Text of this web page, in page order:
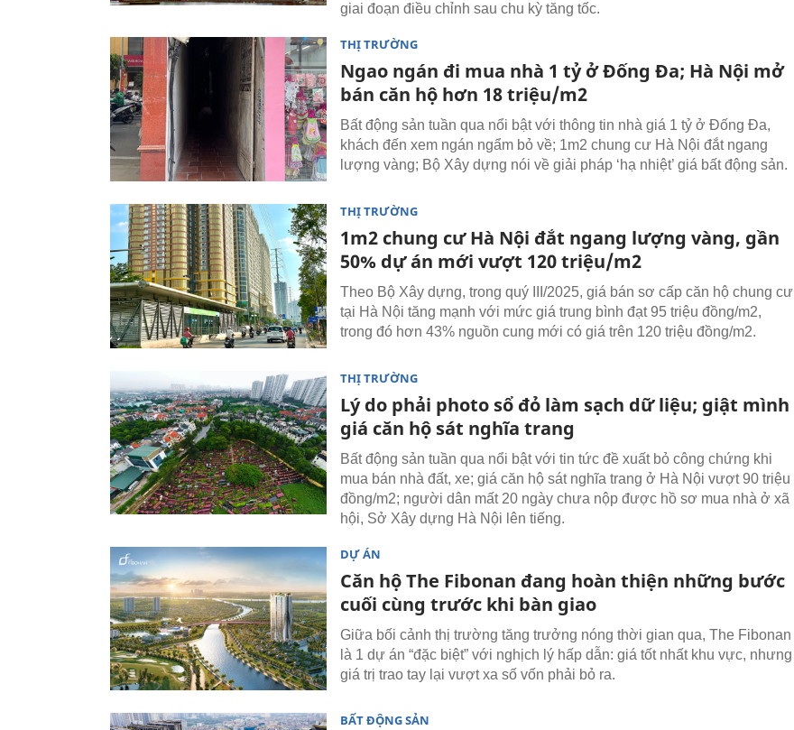
giai đoạn điều chỉnh sau chu kỳ tăng tốc.
THỊ TRƯỜNG
Ngao ngán đi mua nhà 1 tỷ ở Đống Đa; Hà Nội mở
bán căn hộ hơn 18 triệu/m2
Bất động sản tuần qua nổi bật với thông tin nhà giá 1 tỷ ở Đống Đa,
khách đến xem ngán ngẩm bỏ về; 1m2 chung cư Hà Nội đắt ngang
lượng vàng; Bộ Xây dựng nói về giải pháp ‘hạ nhiệt’ giá bất động sản.
THỊ TRƯỜNG
1m2 chung cư Hà Nội đắt ngang lượng vàng, gần
50% dự án mới vượt 120 triệu/m2
Theo Bộ Xây dựng, trong quý III/2025, giá bán sơ cấp căn hộ chung cư
tại Hà Nội tăng mạnh với mức giá trung bình đạt 95 triệu đồng/m2,
trong đó hơn 43% nguồn cung mới có giá trên 120 triệu đồng/m2.
THỊ TRƯỜNG
Lý do phải photo sổ đỏ làm sạch dữ liệu; giật mình
giá căn hộ sát nghĩa trang
Bất động sản tuần qua nổi bật với tin tức đề xuất bỏ công chứng khi
mua bán nhà đất, xe; giá căn hộ sát nghĩa trang ở Hà Nội vượt 90 triệu
đồng/m2; người dân mất 20 ngày chưa nộp được hồ sơ mua nhà ở xã
hội, Sở Xây dựng Hà Nội lên tiếng.
DỰ ÁN
Căn hộ The Fibonan đang hoàn thiện những bước
cuối cùng trước khi bàn giao
Giữa bối cảnh thị trường tăng trưởng nóng thời gian qua, The Fibonan
là 1 dự án “đặc biệt” với nghịch lý hấp dẫn: giá tốt nhất khu vực, nhưng
giá trị trao tay lại vượt xa số vốn phải bỏ ra.
BẤT ĐỘNG SẢN